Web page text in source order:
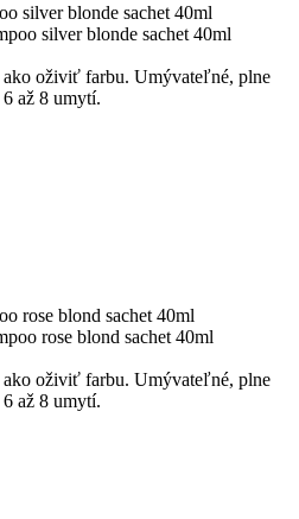
silver blonde sachet 40ml
ako oživiť farbu. Umývateľné, plne
až 8 umytí.
rose blond sachet 40ml
ako oživiť farbu. Umývateľné, plne
až 8 umytí.